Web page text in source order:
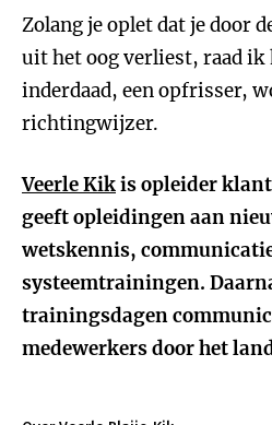
Zolang je oplet dat je door
uit het oog verliest, raad ik
inderdaad, een opfrisser,
richtingwijzer.
Veerle Kikis opleider
geeft opleidingen aan
wetskennis,
systeemtrainingen.
trainingsdagen
medewerkers door het